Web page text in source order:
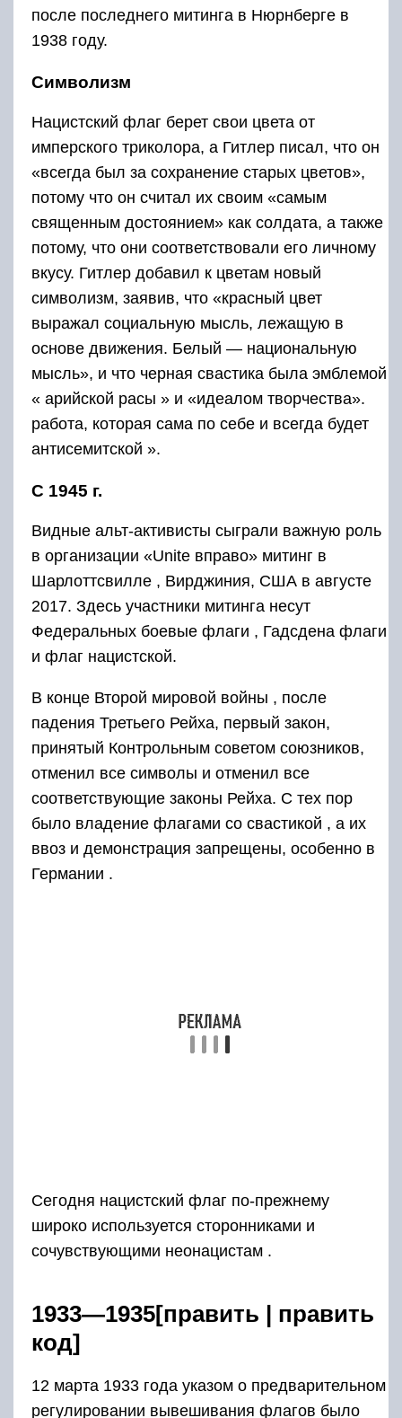
после последнего митинга в Нюрнберге в
1938 году.
Символизм
Нацистский флаг берет свои цвета от
имперского триколора, а Гитлер писал, что он
«всегда был за сохранение старых цветов»,
потому что он считал их своим «самым
священным достоянием» как солдата, а также
потому, что они соответствовали его личному
вкусу. Гитлер добавил к цветам новый
символизм, заявив, что «красный цвет
выражал социальную мысль, лежащую в
основе движения. Белый — национальную
мысль», и что черная свастика была эмблемой
« арийской расы » и «идеалом творчества».
работа, которая сама по себе и всегда будет
антисемитской ».
С 1945 г.
Видные альт-активисты сыграли важную роль
в организации «Unite вправо» митинг в
Шарлоттсвилле , Вирджиния, США в августе
2017. Здесь участники митинга несут
Федеральных боевые флаги , Гадсдена флаги
и флаг нацистской.
В конце Второй мировой войны , после
падения Третьего Рейха, первый закон,
принятый Контрольным советом союзников,
отменил все символы и отменил все
соответствующие законы Рейха. С тех пор
было владение флагами со свастикой , а их
ввоз и демонстрация запрещены, особенно в
Германии .
Сегодня нацистский флаг по-прежнему
широко используется сторонниками и
сочувствующими неонацистам .
1933—1935[править | править
код]
12 марта 1933 года указом о предварительном
регулировании вывешивания флагов было